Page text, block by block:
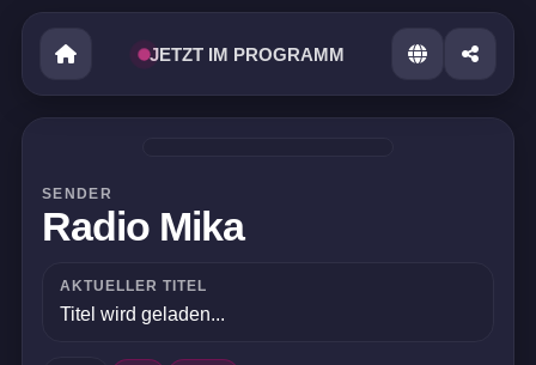
JETZT IM PROGRAMM
SENDER
Radio Mika
AKTUELLER TITEL
Titel wird geladen...